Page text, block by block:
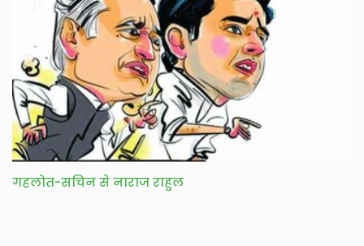
गहलोत-सचिन से नाराज राहुल